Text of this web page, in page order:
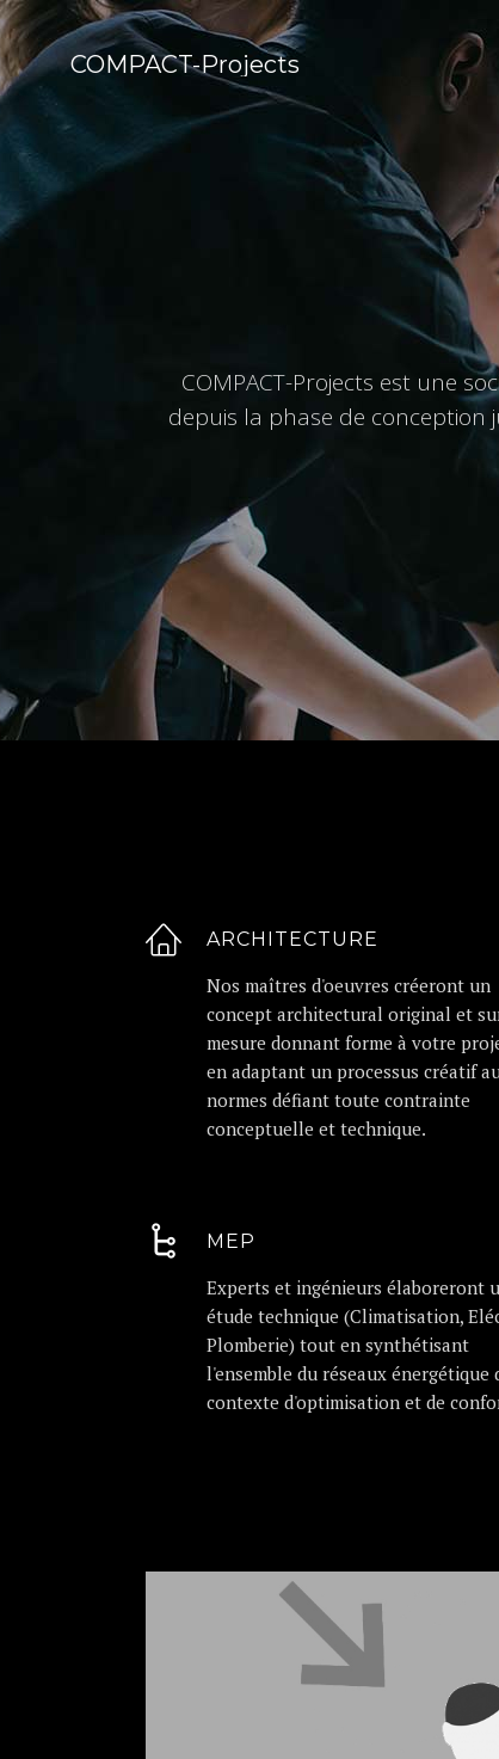
COMPACT-Projects
COMPACT-Projects est une
depuis la phase de
ARCHITECTURE
Nos maîtres d'oeuvres créeront un
concept architectural original et
mesure donnant forme à votre
en adaptant un processus créatif
normes défiant toute contrainte
conceptuelle et technique.
MEP
Experts et ingénieurs élaboreront
étude technique (Climatisation,
Plomberie) tout en synthétisant
l'ensemble du réseaux énergétique
contexte d'optimisation et de